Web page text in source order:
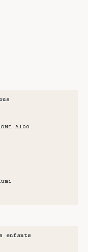
A100
enfants